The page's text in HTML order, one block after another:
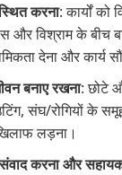
करना: कार्यों को
और विश्राम के बीच
देना और कार्य
बनाए रखना: छोटे
संघ/रोगियों के
लड़ना।
करना और